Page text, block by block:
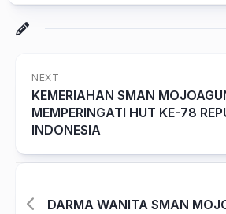
NEXT
KEMERIAHAN SMAN
MEMPERINGATI HUT KE-78
INDONESIA
DARMA WANITA SMAN